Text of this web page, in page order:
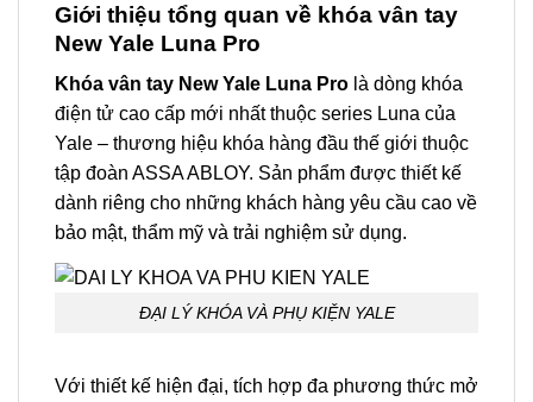
Giới thiệu tổng quan về khóa vân tay
New Yale Luna Pro
Khóa vân tay New Yale Luna Pro là dòng khóa
điện tử cao cấp mới nhất thuộc series Luna của
Yale – thương hiệu khóa hàng đầu thế giới thuộc
tập đoàn ASSA ABLOY. Sản phẩm được thiết kế
dành riêng cho những khách hàng yêu cầu cao về
bảo mật, thẩm mỹ và trải nghiệm sử dụng.
ĐẠI LÝ KHÓA VÀ PHỤ KIỆN YALE
Với thiết kế hiện đại, tích hợp đa phương thức mở